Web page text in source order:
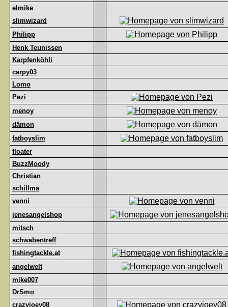
elmike
slimwizard
Philipp
Henk Teunissen
Karpfenköhli
carpy03
Lomo
Pezi
menoy
dämon
fatboyslim
floater
BuzzMoody
Christian
schillma
venni
jenesangelshop
mitsch
schwabentreff
fishingtackle.at
angelwelt
mike007
DrSmo
crazyjoey08